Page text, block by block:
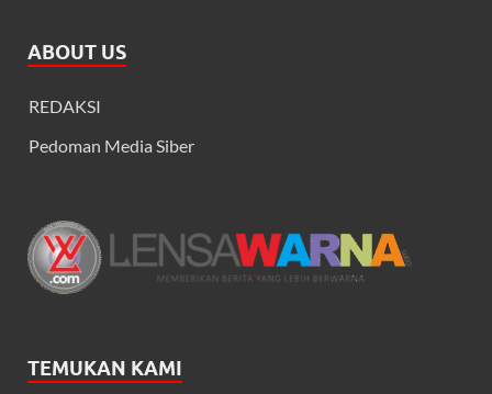
ABOUT US
REDAKSI
Pedoman Media Siber
TEMUKAN KAMI